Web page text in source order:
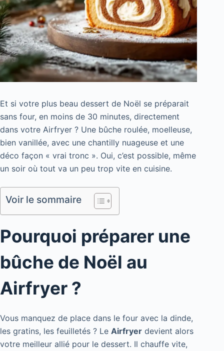
Et si votre plus beau dessert de Noël se préparait
sans four, en moins de 30 minutes, directement
dans votre Airfryer ? Une bûche roulée, moelleuse,
bien vanillée, avec une chantilly nuageuse et une
déco façon « vrai tronc ». Oui, c’est possible, même
un soir où tout va un peu trop vite en cuisine.
Voir le sommaire
Pourquoi préparer une
bûche de Noël au
Airfryer ?
Vous manquez de place dans le four avec la dinde,
les gratins, les feuilletés ? Le Airfryer devient alors
votre meilleur allié pour le dessert. Il chauffe vite,